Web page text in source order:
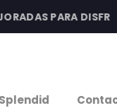
PARA